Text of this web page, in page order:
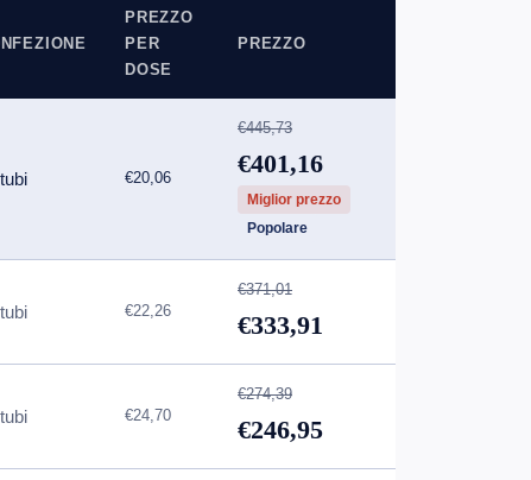
PREZZO
PER
DOSE
PREZZO
€20,06
€445,73
€401,16
Miglior prezzo
Popolare
€22,26
€371,01
€333,91
€24,70
€274,39
€246,95